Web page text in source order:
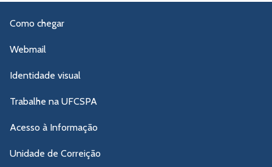
Como chegar
Webmail
Identidade visual
Trabalhe na UFCSPA
Acesso à Informação
Unidade de Correição